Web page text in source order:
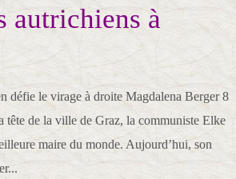
autrichiens à
défie le virage à droite Magdalena Berger 8
tête de la ville de Graz, la communiste Elke
maire du monde. Aujourd’hui, son